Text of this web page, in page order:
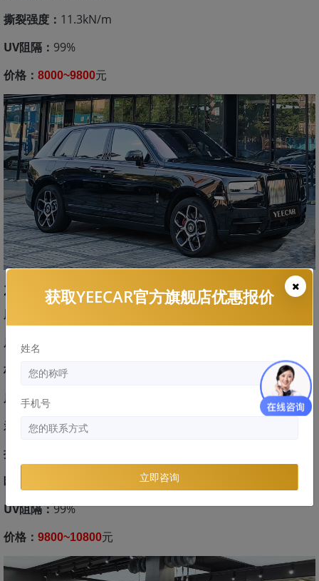
撕裂强度： 11.3kN/m
UV阻隔： 99%
价格： 8000~9800元
2.G5 PLUS 精英加厚款隐形车衣
厚度：
质保：12年
材质：Argotec基材+6层防腐涂层
质保范围：
亲疏水性：亲水
拉伸强度：
断裂延伸率：
UV阻隔：99%
价格： 9800~10800元
获取YEECAR官方旗舰店优惠报价
姓名
手机号
立即咨询